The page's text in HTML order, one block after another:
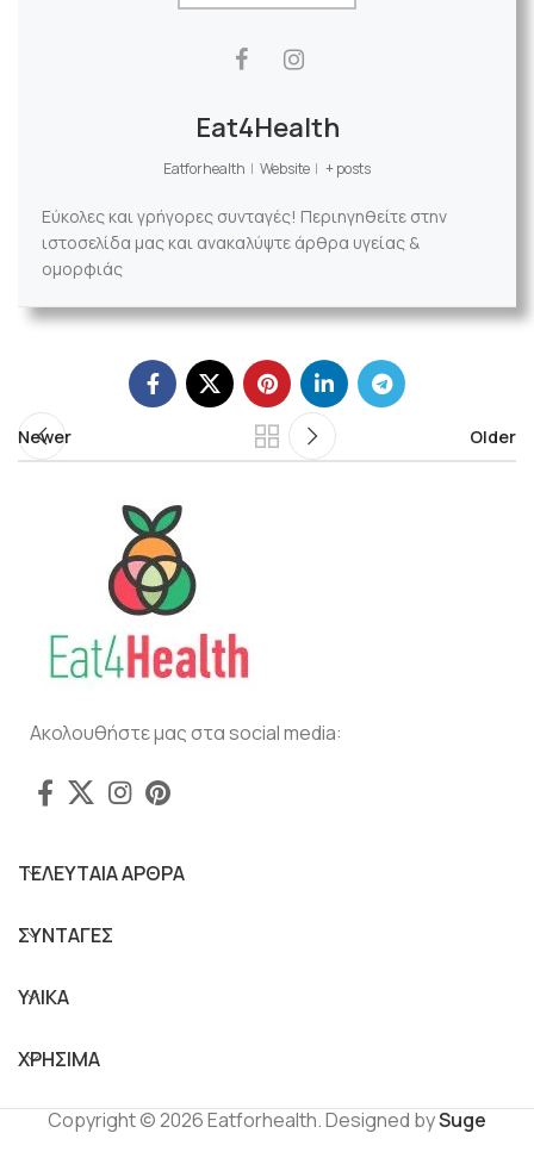
Eat4Health
Eatforhealth | Website | + posts
Εύκολες και γρήγορες συνταγές! Περιηγηθείτε στην
ιστοσελίδα μας και ανακαλύψτε άρθρα υγείας &
ομορφιάς
Newer Older
Ακολουθήστε μας στα social media:
ΤΕΛΕΥΤΑΙΑ ΑΡΘΡΑ
ΣΥΝΤΑΓΕΣ
ΥΛΙΚΑ
ΧΡΗΣΙΜΑ
Copyright © 2026 Eatforhealth. Designed bySuge